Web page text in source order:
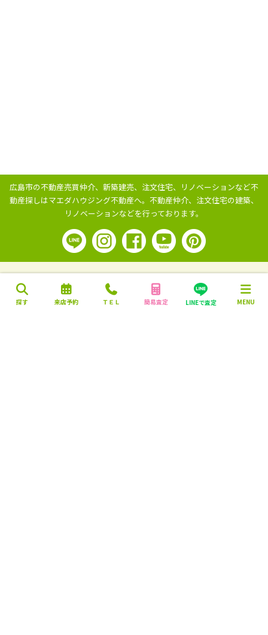
探す 来店予約 ＴＥＬ 簡易査定 LINEで査定 MENU
広島市の不動産売買仲介、新築建売、注文住宅、リノベーションなど不
動産探しはマエダハウジング不動産へ。 不動産仲介、注文住宅の建築、
リノベーションなどを行っております。